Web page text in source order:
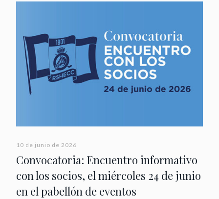
10 de junio de 2026
Convocatoria: Encuentro informativo
con los socios, el miércoles 24 de junio
en el pabellón de eventos